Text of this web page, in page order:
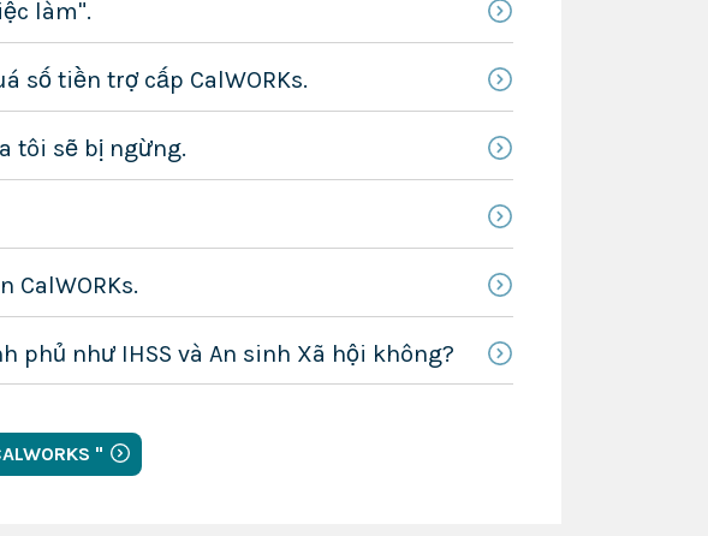
làm".
số tiền trợ cấp CalWORKs.
tôi sẽ bị ngừng.
phủ như IHSS và An sinh Xã hội không?
"